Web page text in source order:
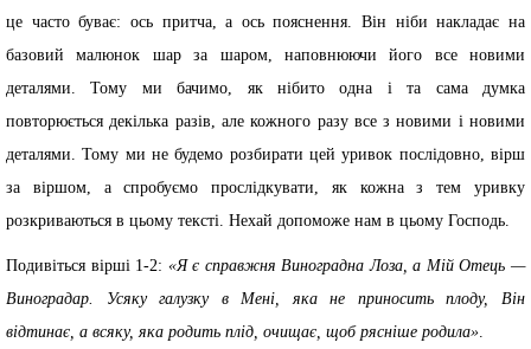
це часто буває: ось притча, а ось пояснення. Він ніби накладає на
базовий малюнок шар за шаром, наповнюючи його все новими
деталями. Тому ми бачимо, як нібито одна і та сама думка
повторюється декілька разів, але кожного разу все з новими і новими
деталями. Тому ми не будемо розбирати цей уривок послідовно, вірш
за віршом, а спробуємо прослідкувати, як кожна з тем уривку
розкриваються в цьому тексті. Нехай допоможе нам в цьому Господь.
Подивіться вірші 1-2: «Я є справжня Виноградна Лоза, а Мій Отець —
Виноградар. Усяку галузку в Мені, яка не приносить плоду, Він
відтинає, а всяку, яка родить плід, очищає, щоб рясніше родила»